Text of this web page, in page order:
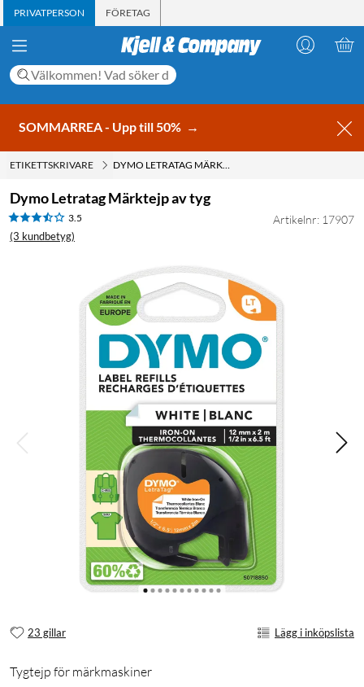
PRIVATPERSON FÖRETAG
SOMMARREA - Upp till 50% →
ETIKETTSKRIVARE DYMO LETRATAG MÄRKTEJP AV TYG
Dymo Letratag Märktejp av tyg
3.5
(3 kundbetyg)
Artikelnr: 17907
23 gillar Lägg i inköpslista
Tygtejp för märkmaskiner